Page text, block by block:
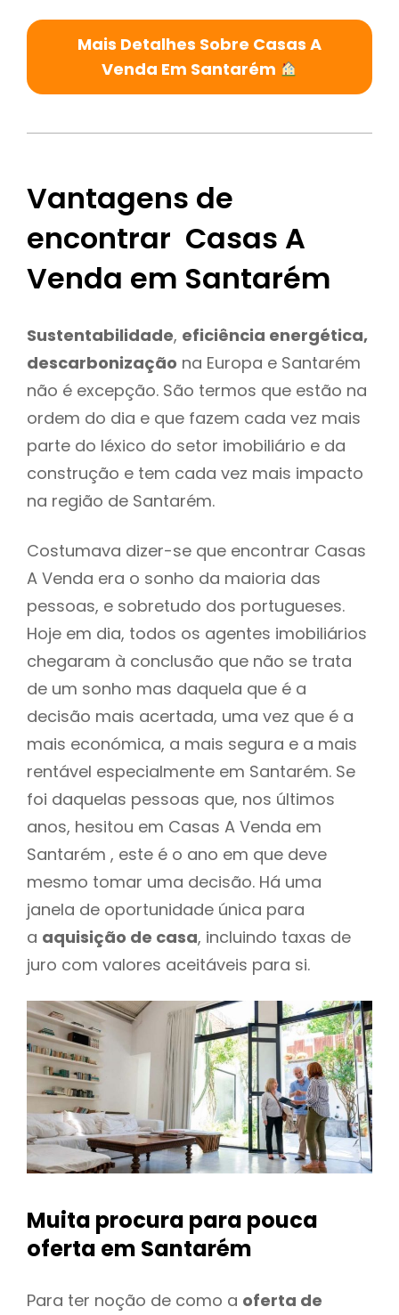
Mais Detalhes Sobre Casas A
Venda Em Santarém
Vantagens de
encontrar Casas A
Venda em Santarém
Sustentabilidade, eficiência energética,
descarbonização na Europa e Santarém
não é excepção. São termos que estão na
ordem do dia e que fazem cada vez mais
parte do léxico do setor imobiliário e da
construção e tem cada vez mais impacto
na região de Santarém.
Costumava dizer-se que encontrar Casas
A Venda era o sonho da maioria das
pessoas, e sobretudo dos portugueses.
Hoje em dia, todos os agentes imobiliários
chegaram à conclusão que não se trata
de um sonho mas daquela que é a
decisão mais acertada, uma vez que é a
mais económica, a mais segura e a mais
rentável especialmente em Santarém. Se
foi daquelas pessoas que, nos últimos
anos, hesitou em Casas A Venda em
Santarém , este é o ano em que deve
mesmo tomar uma decisão. Há uma
janela de oportunidade única para
a aquisição de casa, incluindo taxas de
juro com valores aceitáveis para si.
Muita procura para pouca
oferta em Santarém
Para ter noção de como a oferta de